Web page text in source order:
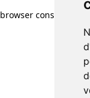
browser console for